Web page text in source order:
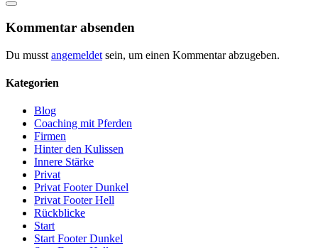
Kommentar absenden
Du musst angemeldet sein, um einen Kommentar abzugeben.
Kategorien
Blog
Coaching mit Pferden
Firmen
Hinter den Kulissen
Innere Stärke
Privat
Privat Footer Dunkel
Privat Footer Hell
Rückblicke
Start
Start Footer Dunkel